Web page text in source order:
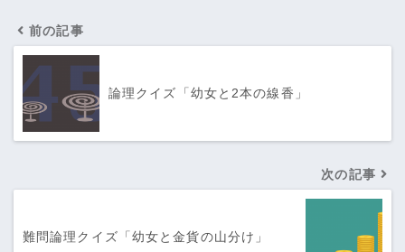
前の記事
論理クイズ「幼女と2本の線香」
次の記事
難問論理クイズ「幼女と金貨の山分け」